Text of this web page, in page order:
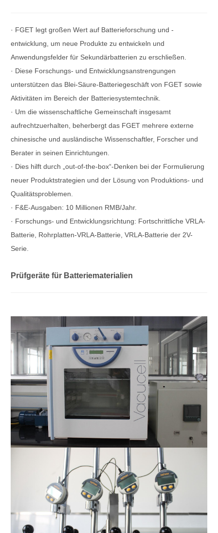
· FGET legt großen Wert auf Batterieforschung und -
entwicklung, um neue Produkte zu entwickeln und
Anwendungsfelder für Sekundärbatterien zu erschließen.
· Diese Forschungs- und Entwicklungsanstrengungen
unterstützen das Blei-Säure-Batteriegeschäft von FGET sowie
Aktivitäten im Bereich der Batteriesystemtechnik.
· Um die wissenschaftliche Gemeinschaft insgesamt
aufrechtzuerhalten, beherbergt das FGET mehrere externe
chinesische und ausländische Wissenschaftler, Forscher und
Berater in seinen Einrichtungen.
· Dies hilft durch „out-of-the-box“-Denken bei der Formulierung
neuer Produktstrategien und der Lösung von Produktions- und
Qualitätsproblemen.
· F&E-Ausgaben: 10 Millionen RMB/Jahr.
· Forschungs- und Entwicklungsrichtung: Fortschrittliche VRLA-
Batterie, Rohrplatten-VRLA-Batterie, VRLA-Batterie der 2V-
Serie.
Prüfgeräte für Batteriematerialien